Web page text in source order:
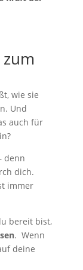
wie sie
Und
auch für
denn
dich.
immer
bereit bist,
. Wenn
deine